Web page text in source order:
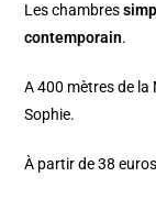
Les chambres
contemporain.
A 400 mètres de la
Sophie.
À partir de 38